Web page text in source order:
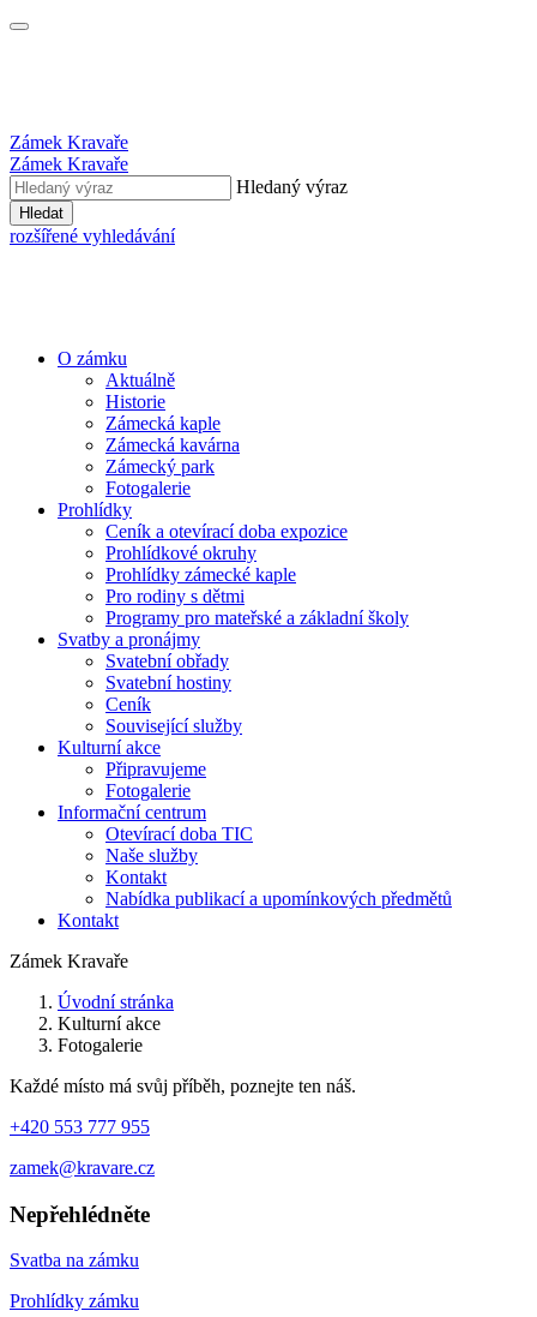
Zámek Kravaře
Zámek Kravaře
Hledaný výraz
Hledat
rozšířené vyhledávání
O zámku
Aktuálně
Historie
Zámecká kaple
Zámecká kavárna
Zámecký park
Fotogalerie
Prohlídky
Ceník a otevírací doba expozice
Prohlídkové okruhy
Prohlídky zámecké kaple
Pro rodiny s dětmi
Programy pro mateřské a základní školy
Svatby a pronájmy
Svatební obřady
Svatební hostiny
Ceník
Související služby
Kulturní akce
Připravujeme
Fotogalerie
Informační centrum
Otevírací doba TIC
Naše služby
Kontakt
Nabídka publikací a upomínkových předmětů
Kontakt
Zámek Kravaře
Úvodní stránka
Kulturní akce
Fotogalerie
Každé místo má svůj příběh, poznejte ten náš.
+420 553 777 955
zamek@kravare.cz
Nepřehlédněte
Svatba na zámku
Prohlídky zámku